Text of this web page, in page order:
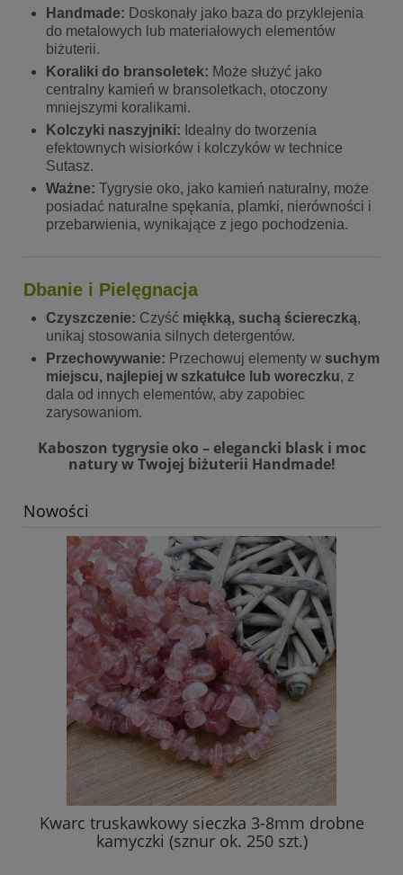
Handmade: Doskonały jako baza do przyklejenia
do metalowych lub materiałowych elementów
biżuterii.
Koraliki do bransoletek: Może służyć jako
centralny kamień w bransoletkach, otoczony
mniejszymi koralikami.
Kolczyki naszyjniki: Idealny do tworzenia
efektownych wisiorków i kolczyków w technice
Sutasz.
Ważne: Tygrysie oko, jako kamień naturalny, może
posiadać naturalne spękania, plamki, nierówności i
przebarwienia, wynikające z jego pochodzenia.
Dbanie i Pielęgnacja
Czyszczenie: Czyść miękką, suchą ściereczką,
unikaj stosowania silnych detergentów.
Przechowywanie: Przechowuj elementy w suchym
miejscu, najlepiej w szkatułce lub woreczku, z
dala od innych elementów, aby zapobiec
zarysowaniom.
Kaboszon tygrysie oko – elegancki blask i moc
natury w Twojej biżuterii Handmade!
Nowości
Kwarc truskawkowy sieczka 3-8mm drobne
kamyczki (sznur ok. 250 szt.)